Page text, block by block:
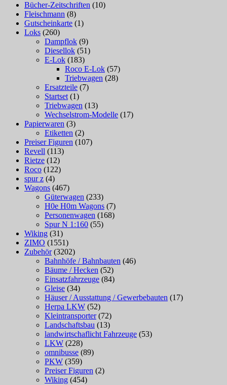
Bücher-Zeitschriften (10)
Fleischmann (8)
Gutscheinkarte (1)
Loks (260)
Dampflok (9)
Diesellok (51)
E-Lok (183)
Roco E-Lok (57)
Triebwagen (28)
Ersatzteile (7)
Startset (1)
Triebwagen (13)
Wechselstrom-Modelle (17)
Papierwaren (3)
Etiketten (2)
Preiser Figuren (107)
Revell (113)
Rietze (12)
Roco (122)
spur z (4)
Wagons (467)
Güterwagen (233)
H0e H0m Wagons (7)
Personenwagen (168)
Spur N 1:160 (55)
Wiking (31)
ZIMO (1551)
Zubehör (3202)
Bahnhöfe / Bahnbauten (46)
Bäume / Hecken (52)
Einsatzfahrzeuge (84)
Gleise (34)
Häuser / Ausstattung / Gewerbebauten (17)
Herpa LKW (52)
Kleintransporter (72)
Landschaftsbau (13)
landwirtschaflicht Fahrzeuge (53)
LKW (228)
omnibusse (89)
PKW (359)
Preiser Figuren (2)
Wiking (454)